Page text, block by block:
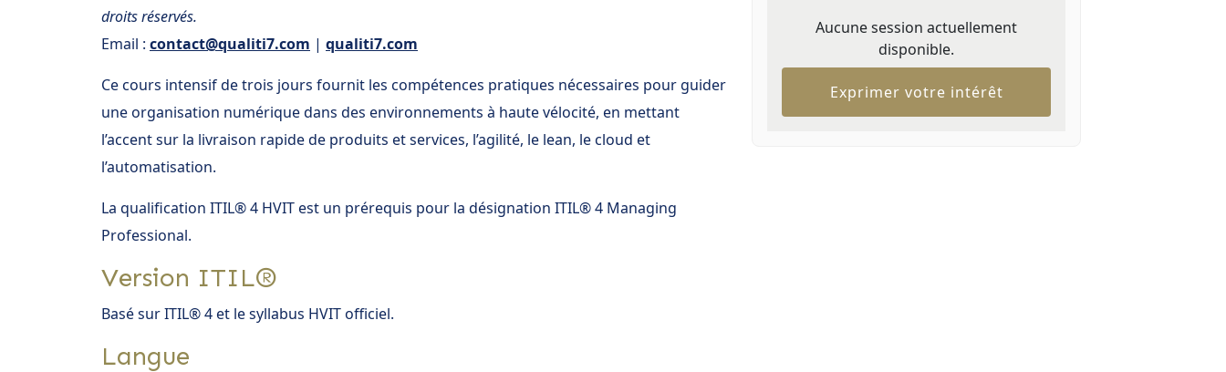
Aucune session actuellement
disponible.
Exprimer votre intérêt
droits réservés.
Email : contact@qualiti7.com | qualiti7.com
Ce cours intensif de trois jours fournit les compétences pratiques nécessaires pour guider
une organisation numérique dans des environnements à haute vélocité, en mettant
l’accent sur la livraison rapide de produits et services, l’agilité, le lean, le cloud et
l’automatisation.
La qualification ITIL® 4 HVIT est un prérequis pour la désignation ITIL® 4 Managing
Professional.
Version ITIL®
Basé sur ITIL® 4 et le syllabus HVIT officiel.
Langue